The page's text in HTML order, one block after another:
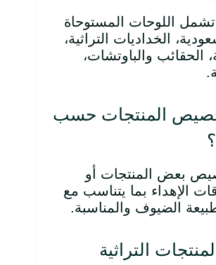
اللوحات المستوحاة
الخداديات التراثية،
الحقائب والباوتشات،
المنتجات حسب
بعض المنتجات أو
الإهداء بما يتناسب مع
الضيوف والمناسبة.
التراثية